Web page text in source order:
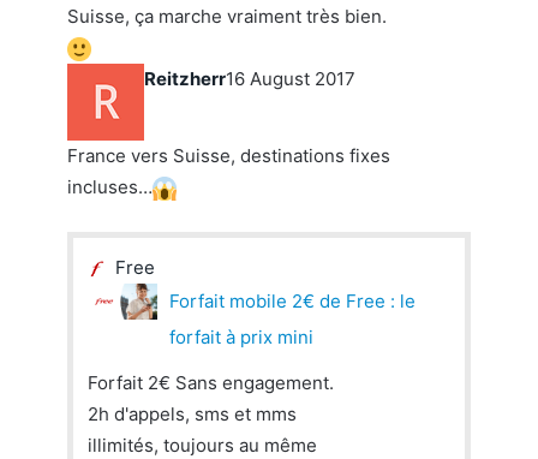
Suisse, ça marche vraiment très bien.
Reitzherr16 August 2017
France vers Suisse, destinations fixes
incluses…
Free
Forfait mobile 2€ de Free : le
forfait à prix mini
Forfait 2€ Sans engagement.
2h d'appels, sms et mms
illimités, toujours au même